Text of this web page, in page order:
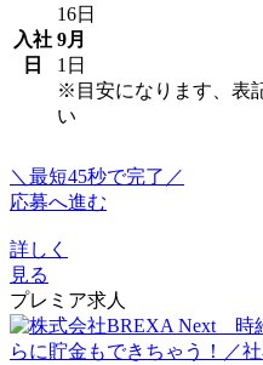
入社
日
16日
9月
1日
※目安になります、表
い
＼最短45秒で完了／
応募へ進む
詳しく
見る
プレミア求人